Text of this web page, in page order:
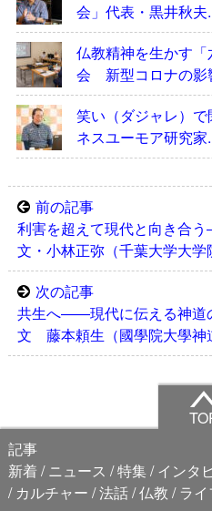
会」代表・黒井秋夫
仏教精神を生かす
会 新型コロナの影
笑い（ダジャレ）
ネスユーモア研究家
前の記事
利害を超えて現代と向き合
文・小林正弥（千葉大学大学
次の記事
共生へ――現代に伝える神道
文 藤本頼生（國學院大學神
記事
新着
ニュース 特集 インタ
カルチャー 法話 仏教 ライ